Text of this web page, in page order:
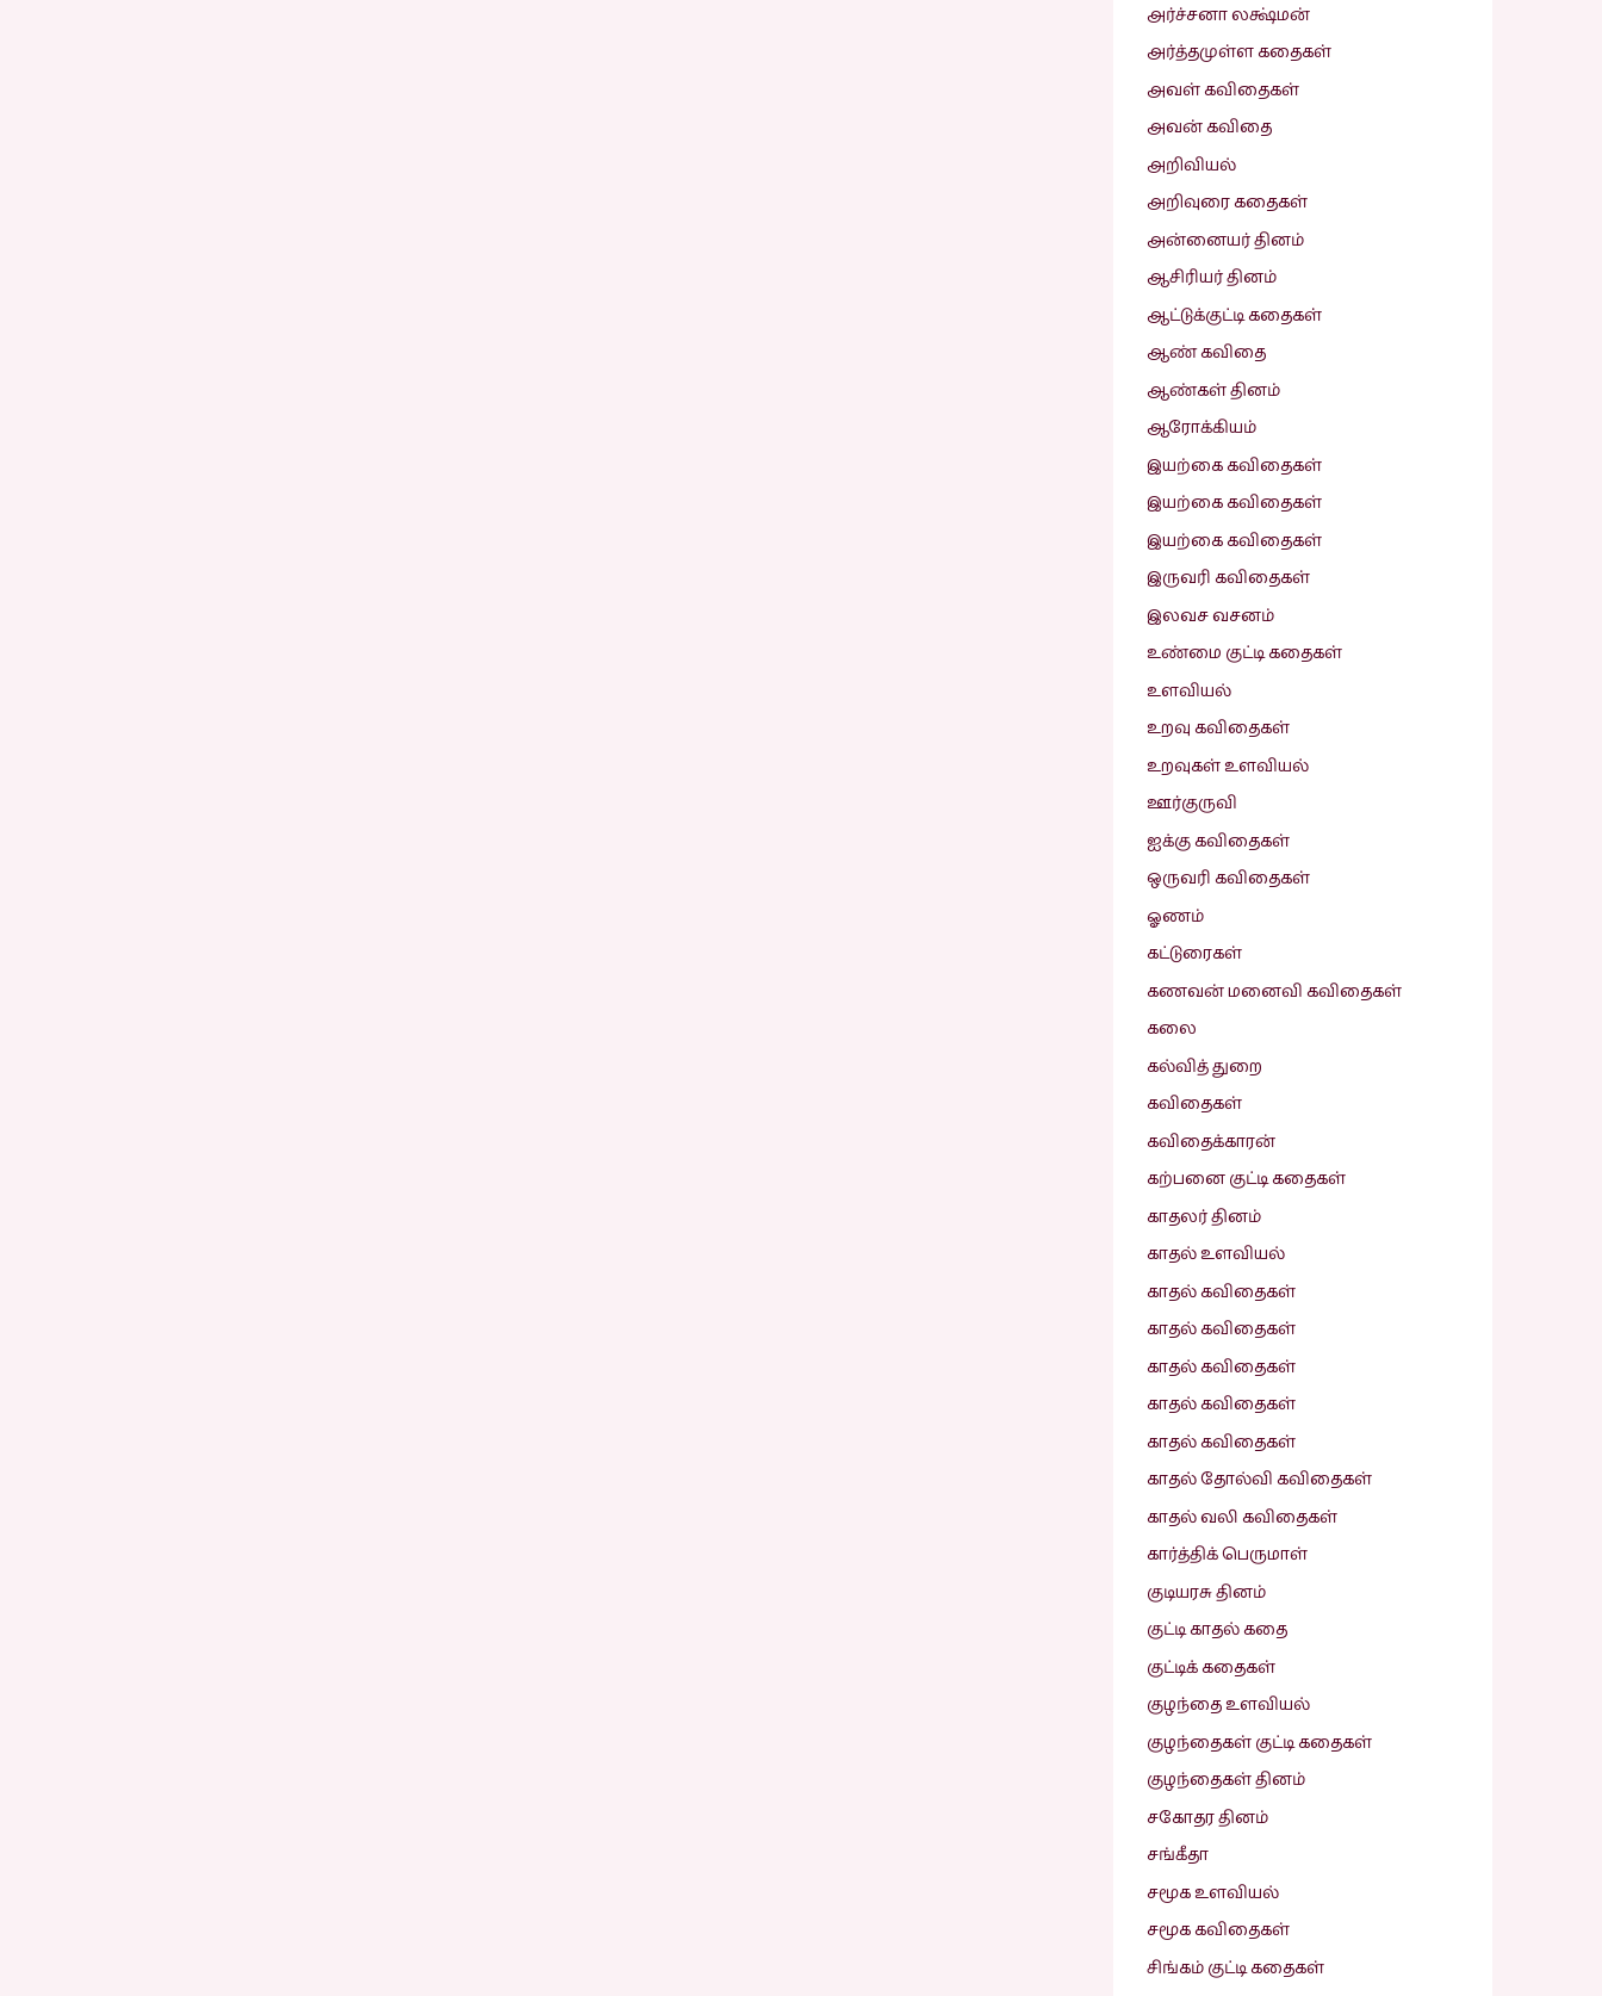
அர்ச்சனா லக்ஷ்மன்
அர்த்தமுள்ள கதைகள்
அவள் கவிதைகள்
அவன் கவிதை
அறிவியல்
அறிவுரை கதைகள்
அன்னையர் தினம்
ஆசிரியர் தினம்
ஆட்டுக்குட்டி கதைகள்
ஆண் கவிதை
ஆண்கள் தினம்
ஆரோக்கியம்
இயற்கை கவிதைகள்
இயற்கை கவிதைகள்
இயற்கை கவிதைகள்
இருவரி கவிதைகள்
இலவச வசனம்
உண்மை குட்டி கதைகள்
உளவியல்
உறவு கவிதைகள்
உறவுகள் உளவியல்
ஊர்குருவி
ஐக்கு கவிதைகள்
ஒருவரி கவிதைகள்
ஓணம்
கட்டுரைகள்
கணவன் மனைவி கவிதைகள்
கலை
கல்வித் துறை
கவிதைகள்
கவிதைக்காரன்
கற்பனை குட்டி கதைகள்
காதலர் தினம்
காதல் உளவியல்
காதல் கவிதைகள்
காதல் கவிதைகள்
காதல் கவிதைகள்
காதல் கவிதைகள்
காதல் கவிதைகள்
காதல் தோல்வி கவிதைகள்
காதல் வலி கவிதைகள்
கார்த்திக் பெருமாள்
குடியரசு தினம்
குட்டி காதல் கதை
குட்டிக் கதைகள்
குழந்தை உளவியல்
குழந்தைகள் குட்டி கதைகள்
குழந்தைகள் தினம்
சகோதர தினம்
சங்கீதா
சமூக உளவியல்
சமூக கவிதைகள்
சிங்கம் குட்டி கதைகள்